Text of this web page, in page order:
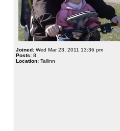
Joined: Wed Mar 23, 2011 13:36 pm
Posts: 8
Location: Tallinn